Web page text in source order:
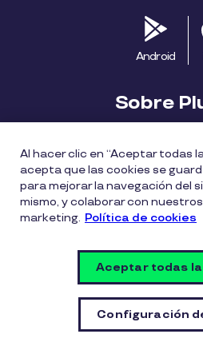
Android
Sobre
Mapa del sitio
Política entrega bonos Pluxee
Políticas de privacidad
Configuración
Al hacer clic en “Aceptar todas
acepta que las cookies se
para mejorar la navegación del
mismo, y colaborar con
marketing. Política de cookies
Configuración
Aceptar todas